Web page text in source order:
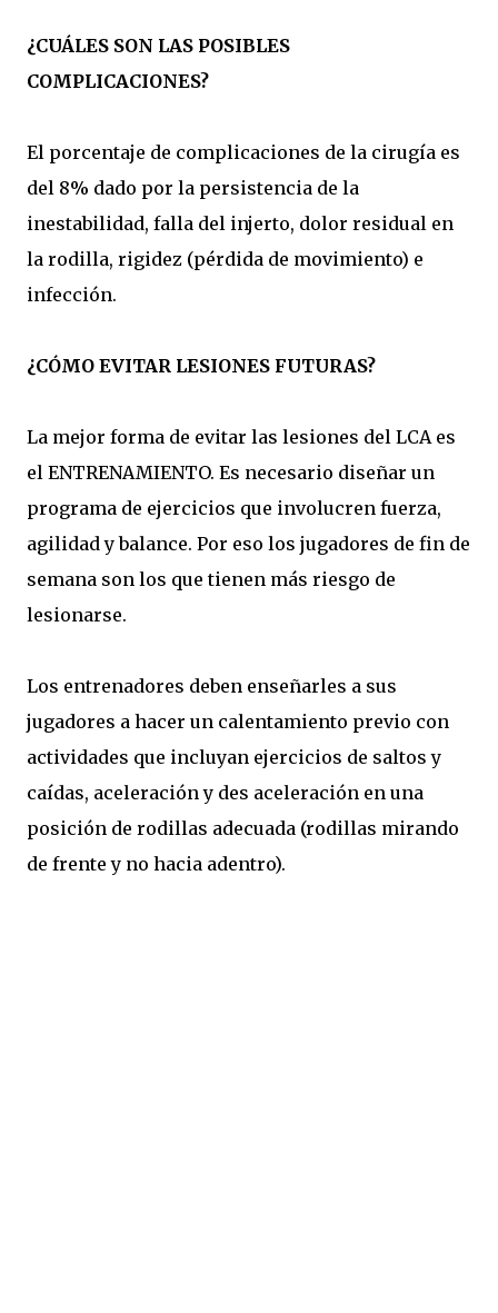
¿CUÁLES SON LAS POSIBLES
COMPLICACIONES?
El porcentaje de complicaciones de la cirugía es
del 8% dado por la persistencia de la
inestabilidad, falla del injerto, dolor residual en
la rodilla, rigidez (pérdida de movimiento) e
infección.
¿CÓMO EVITAR LESIONES FUTURAS?
La mejor forma de evitar las lesiones del LCA es
el ENTRENAMIENTO. Es necesario diseñar un
programa de ejercicios que involucren fuerza,
agilidad y balance. Por eso los jugadores de fin de
semana son los que tienen más riesgo de
lesionarse.
Los entrenadores deben enseñarles a sus
jugadores a hacer un calentamiento previo con
actividades que incluyan ejercicios de saltos y
caídas, aceleración y des aceleración en una
posición de rodillas adecuada (rodillas mirando
de frente y no hacia adentro).